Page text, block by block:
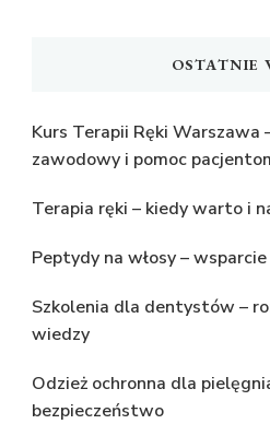
OSTATNIE
Kurs Terapii Ręki
zawodowy i pomoc
Terapia ręki – kiedy warto i
Peptydy na włosy –
Szkolenia dla dentystów –
wiedzy
Odzież ochronna dla
bezpieczeństwo